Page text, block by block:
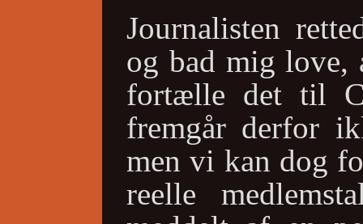
Journalisten
og bad mig
fortælle det til
fremgår derfor
men vi kan dog
reelle